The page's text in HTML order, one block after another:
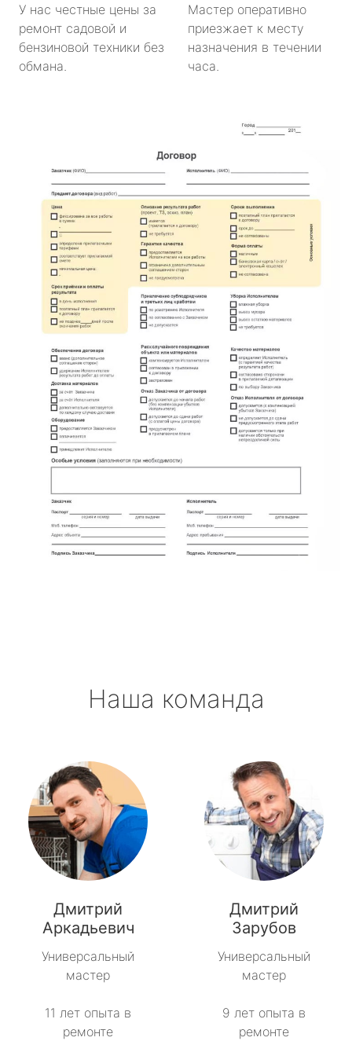
У нас честные цены за
ремонт садовой и
бензиновой техники без
обмана.
Мастер оперативно
приезжает к месту
назначения в течении
часа.
Наша команда
Дмитрий
Аркадьевич
Универсальный
мастер
11 лет опыта в
ремонте
Дмитрий
Зарубов
Универсальный
мастер
9 лет опыта в
ремонте